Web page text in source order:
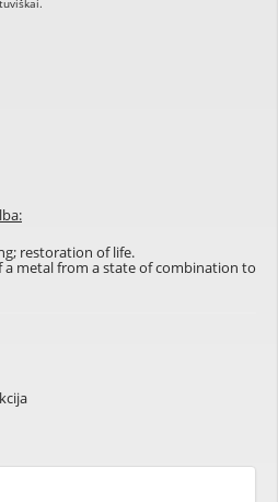
; restoration oflife.
a metalfrom a state ofcombination to